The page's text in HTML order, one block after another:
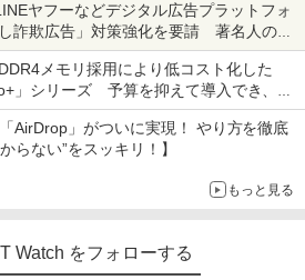
ヤフーなどデジタル広告プラットフォ
詐欺広告」対策強化を要請 著名人の写
欺などへの対策として
メモリ採用により低コスト化した
」シリーズ 予算を抑えて導入でき、
グレードも可能
AirDrop」がついに実現！ やり方を徹底
らない”をスッキリ！】
もっと見る
Watch をフォローする